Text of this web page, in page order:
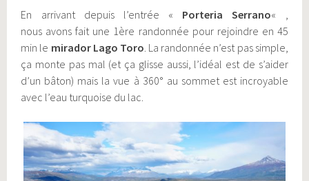
En arrivant depuis l’entrée « Porteria Serrano« ,
nous avons fait une 1ère randonnée pour rejoindre en 45
min le mirador Lago Toro . La randonnée n’est pas simple,
ça monte pas mal (et ça glisse aussi, l’idéal est de s’aider
d’un bâton) mais la vue à 360° au sommet est incroyable
avec l’eau turquoise du lac.